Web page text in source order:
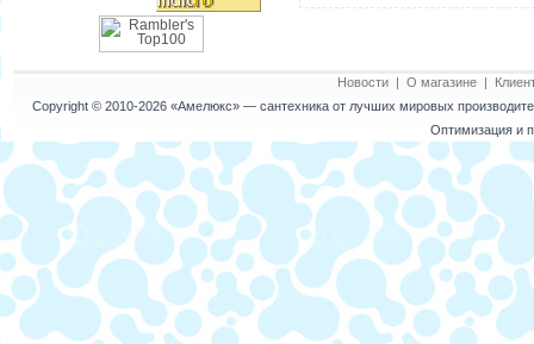
Новости| О магазине|
Copyright © 2010-2026 «Амелюкс»— сантехника от лучших мировых
Оптимизация и